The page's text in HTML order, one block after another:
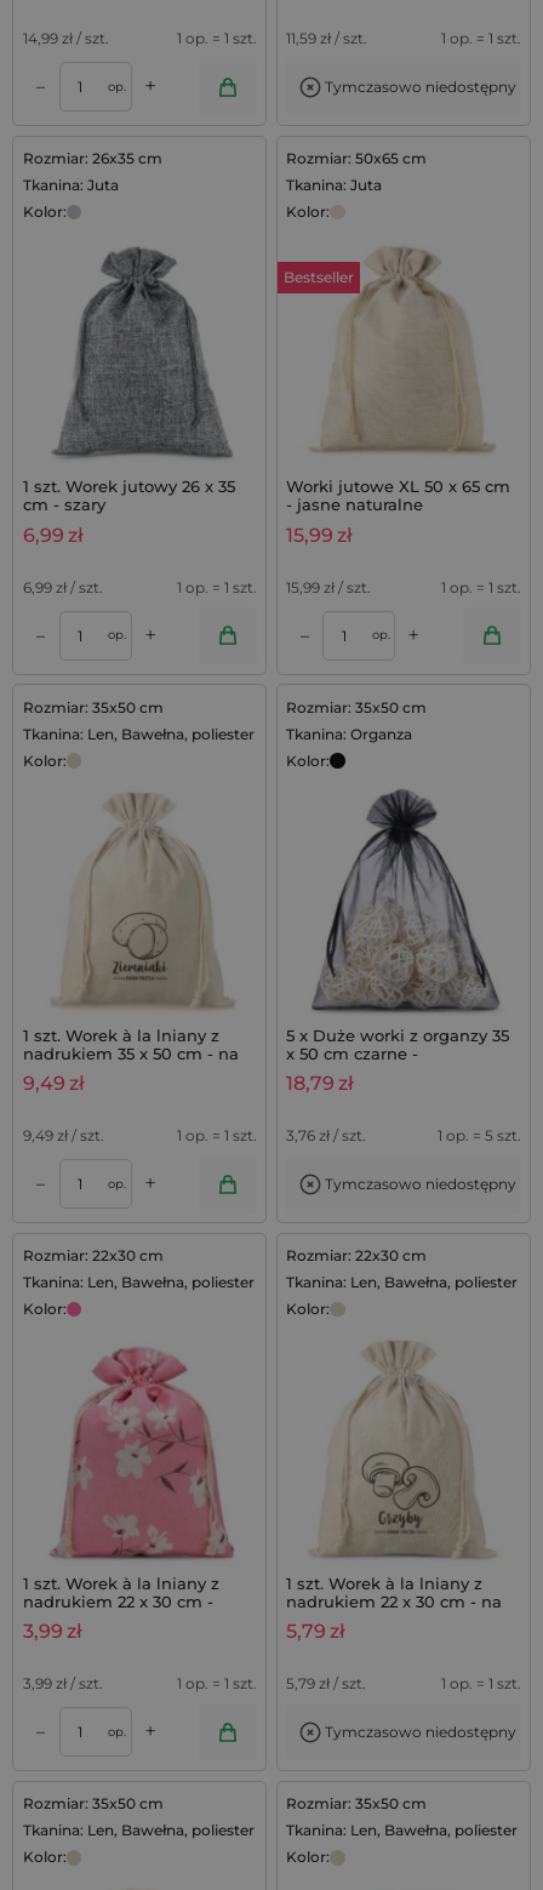
14,99 zł / szt. 1 op. = 1 szt.
– op. +
11,59 zł / szt. 1 op. = 1 szt.
Tymczasowo niedostępny
Rozmiar: 26x35 cm
Tkanina: Juta
Kolor:
1 szt. Worek jutowy 26 x 35
cm - szary
6,99 zł
6,99 zł / szt. 1 op. = 1 szt.
– op. +
Rozmiar: 50x65 cm
Tkanina: Juta
Kolor:
Bestseller
Worki jutowe XL 50 x 65 cm
- jasne naturalne
15,99 zł
15,99 zł / szt. 1 op. = 1 szt.
– op. +
Rozmiar: 35x50 cm
Tkanina: Len, Bawełna, poliester
Kolor:
1 szt. Worek à la lniany z
nadrukiem 35 x 50 cm - na
ziemniaki (PL)
9,49 zł
9,49 zł / szt. 1 op. = 1 szt.
– op. +
Rozmiar: 35x50 cm
Tkanina: Organza
Kolor:
5 x Duże worki z organzy 35
x 50 cm czarne -
opakowanie na prezenty i
upominki
18,79 zł
3,76 zł / szt. 1 op. = 5 szt.
Tymczasowo niedostępny
Rozmiar: 22x30 cm
Tkanina: Len, Bawełna, poliester
Kolor:
1 szt. Worek à la lniany z
nadrukiem 22 x 30 cm -
różowe kwiaty
3,99 zł
3,99 zł / szt. 1 op. = 1 szt.
– op. +
Rozmiar: 22x30 cm
Tkanina: Len, Bawełna, poliester
Kolor:
1 szt. Worek à la lniany z
nadrukiem 22 x 30 cm - na
grzyby
5,79 zł
5,79 zł / szt. 1 op. = 1 szt.
Tymczasowo niedostępny
Rozmiar: 35x50 cm
Tkanina: Len, Bawełna, poliester
Kolor:
Rozmiar: 35x50 cm
Tkanina: Len, Bawełna, poliester
Kolor: